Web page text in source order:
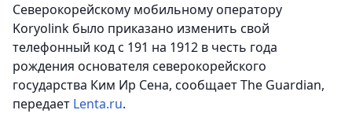
Северокорейскому мобильному оператору
Koryolink было приказано изменить свой
телефонный код с 191 на 1912 в честь года
рождения основателя северокорейского
государства Ким Ир Сена, сообщает The Guardian,
передает Lenta.ru.